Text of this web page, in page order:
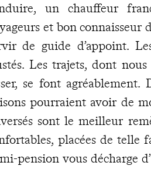
un chauffeur
et bon connaisseur
de guide d’appoint.
Les trajets, dont
se font
pourraient avoir de
sont le meilleur
placées de telle
pension vous décharge